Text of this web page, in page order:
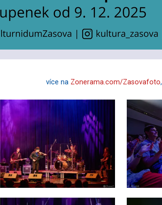
více na Zonerama.com/Zasovafoto,